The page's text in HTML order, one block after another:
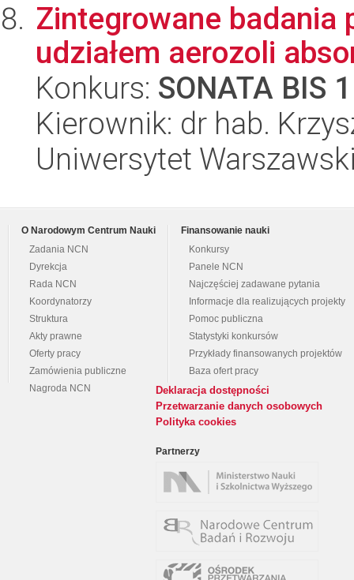
Zintegrowane badania
udziałem aerozoli
Konkurs: SONATA BIS 1
Kierownik: dr hab.
Uniwersytet
O Narodowym Centrum Nauki
Zadania NCN
Dyrekcja
Rada NCN
Koordynatorzy
Struktura
Akty prawne
Oferty pracy
Zamówienia publiczne
Nagroda NCN
Finansowanie nauki
Konkursy
Panele NCN
Najczęściej zadawane pytania
Informacje dla realizujących projekty
Pomoc publiczna
Statystyki konkursów
Przykłady finansowanych projektów
Baza ofert pracy
Deklaracja dostępności
Przetwarzanie danych osobowych
Polityka cookies
Partnerzy